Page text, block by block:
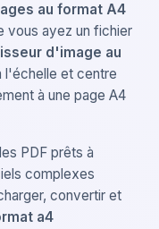
au format A4
vous ayez un fichier
d'image au
l'échelle et centre
à une page A4
PDF prêts à
complexes
convertir et
a4